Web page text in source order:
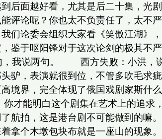
后面越好看，尤其是后二十集，光
评论呢？你也太不负责任了，太不
们论委会组织大家看《笑傲江湖》
鉴于呕阳锋对于这次论剑的极其不
，我说两句。 西方失败：小洪
驴，表演就很到位，不管多吹毛求
境界，完全体现了俄国戏剧家斯什
能明白这个剧集在艺术上的追求
航拍，这是港台剧不可能做到的嘛
拿个木墩包块布就是一座山的现象